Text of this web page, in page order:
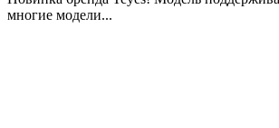
многие модели...